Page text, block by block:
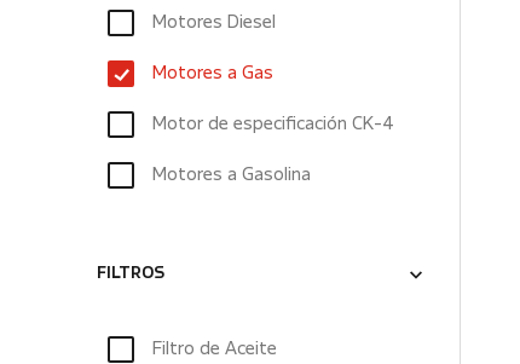
Motores Diesel
Motores a Gas
Motor de especificación CK-4
Motores a Gasolina
FILTROS
Filtro de Aceite